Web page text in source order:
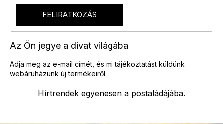
Hírtrendek egyenesen a postaládájába.
Az Ön jegye a divat világába
Adja meg az e-mail címét, és mi tájékoztatást küldünk
webáruházunk új termékeiről.
FELIRATKOZÁS